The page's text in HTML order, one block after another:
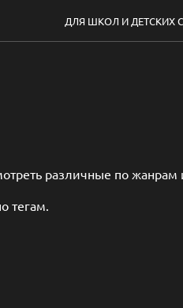
ДЛЯ ШКОЛ И ДЕТСКИХ
различные по жанрам
тегам.